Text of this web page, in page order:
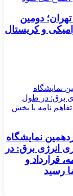
دومین
و کریستال
نمایشگاه
انرژی برق: در
موافقت نامه، قرارداد و
رسید